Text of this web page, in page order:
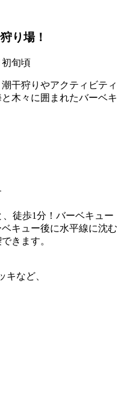
り場！
初旬頃
干狩りやアクティビティ
木々に囲まれたバーベキ
徒歩1分！バーベキュー
キュー後に水平線に沈む
きます。
キなど、